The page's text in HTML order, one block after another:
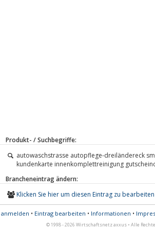
Produkt- / Suchbegriffe:
autowaschstrasse autopflege-dreiländereck
kundenkarte innenkomplettreinigung
Brancheneintrag ändern:
Klicken Sie hier um diesen Eintrag zu bearbeiten
anmelden • Eintrag bearbeiten • Informationen •
© 1998 - 2026 Wirtschaftsnetz axxus • Alle